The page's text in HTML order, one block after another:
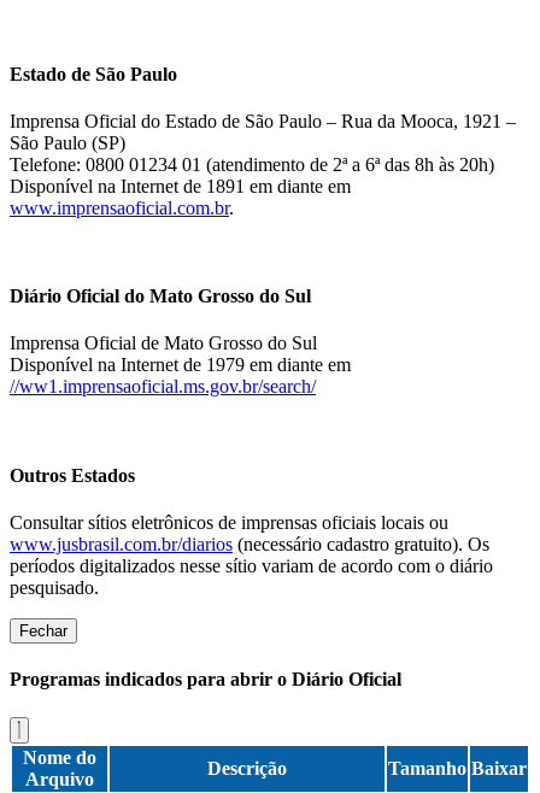
Estado de São Paulo
Imprensa Oficial do Estado de São Paulo – Rua da Mooca, 1921 –
São Paulo (SP)
Telefone: 0800 01234 01 (atendimento de 2ª a 6ª das 8h às 20h)
Disponível na Internet de 1891 em diante em
www.imprensaoficial.com.br.
Diário Oficial do Mato Grosso do Sul
Imprensa Oficial de Mato Grosso do Sul
Disponível na Internet de 1979 em diante em
//ww1.imprensaoficial.ms.gov.br/search/
Outros Estados
Consultar sítios eletrônicos de imprensas oficiais locais ou
www.jusbrasil.com.br/diarios (necessário cadastro gratuito). Os
períodos digitalizados nesse sítio variam de acordo com o diário
pesquisado.
Fechar
Programas indicados para abrir o Diário Oficial
Nome do
Arquivo
Descrição Tamanho Baixar